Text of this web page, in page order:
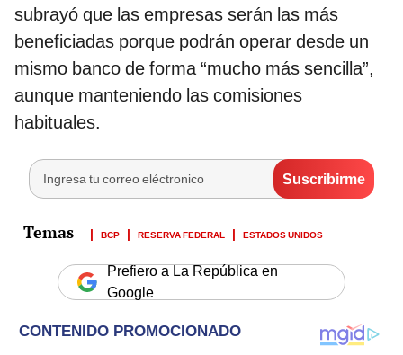
subrayó que las empresas serán las más
beneficiadas porque podrán operar desde un
mismo banco de forma “mucho más sencilla”,
aunque manteniendo las comisiones
habituales.
BCP RESERVA FEDERAL ESTADOS UNIDOS
Prefiero a La República en
Google